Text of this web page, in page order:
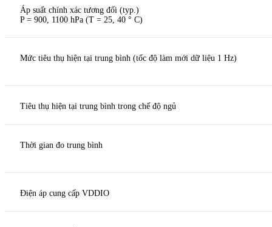
Áp suất chính xác tương đối (typ.)
P = 900, 1100 hPa (T = 25, 40 ° C)
Mức tiêu thụ hiện tại trung bình (tốc độ làm mới dữ liệu 1 Hz)
Tiêu thụ hiện tại trung bình trong chế độ ngủ
Thời gian đo trung bình
Điện áp cung cấp VDDIO